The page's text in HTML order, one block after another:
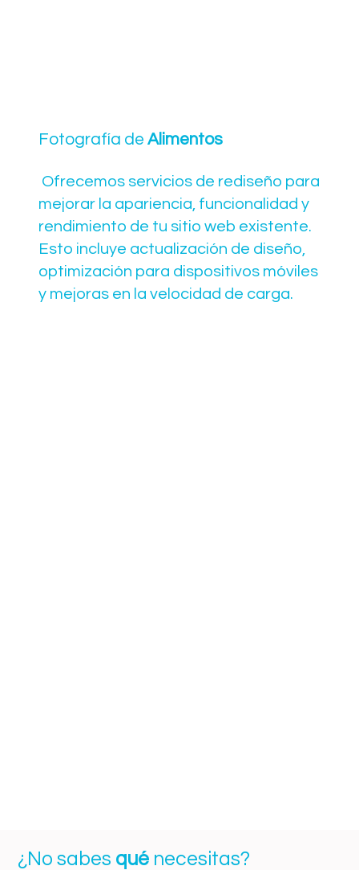
Ofrecemos servicios de rediseño para
mejorar la apariencia, funcionalidad y
rendimiento de tu sitio web existente.
Esto incluye actualización de diseño,
optimización para dispositivos móviles
y mejoras en la velocidad de carga.
Fotografía de Alimentos
¿No sabes qué necesitas?